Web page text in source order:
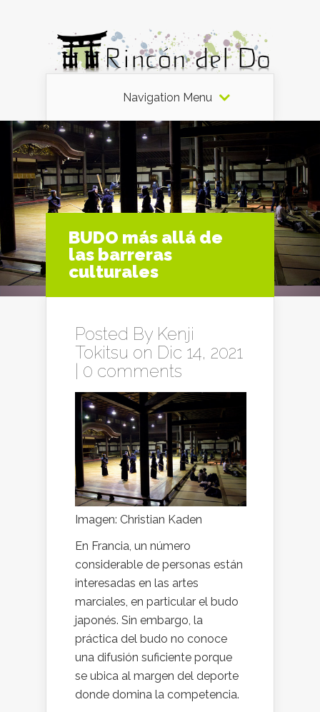
Navigation Menu
BUDO más allá de
las barreras
culturales
Posted By Kenji
Tokitsu on Dic 14, 2021
0 comments
Imagen: Christian Kaden
En Francia, un número
considerable de personas están
interesadas en las artes
marciales, en particular el budo
japonés. Sin embargo, la
práctica del budo no conoce
una difusión suficiente porque
se ubica al margen del deporte
donde domina la competencia.